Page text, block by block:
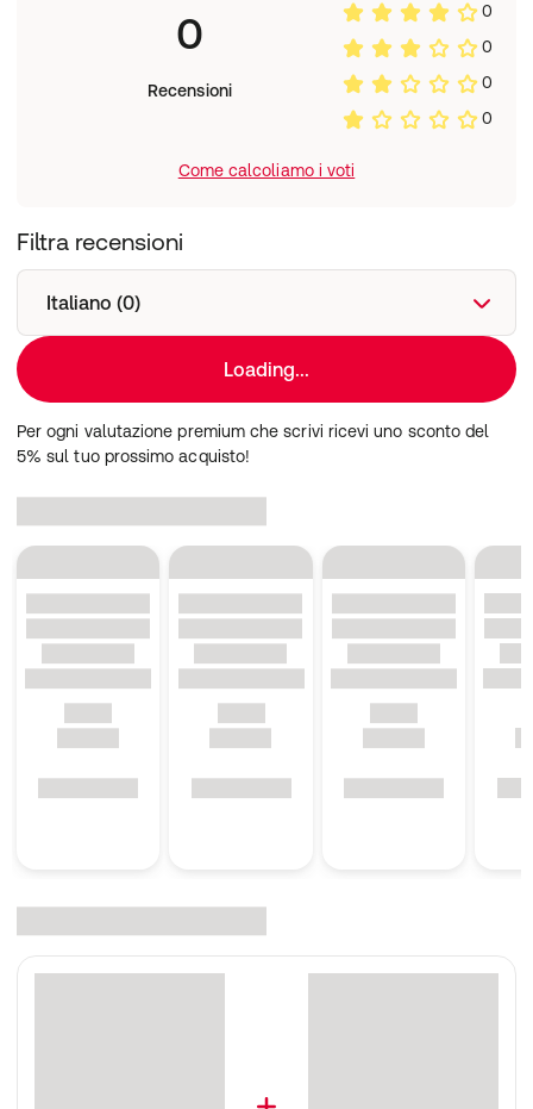
0
Recensioni
0
0
0
0
Come calcoliamo i voti
Filtra recensioni
Italiano (0)
Loading...
Per ogni valutazione premium che scrivi ricevi uno sconto del
5% sul tuo prossimo acquisto!